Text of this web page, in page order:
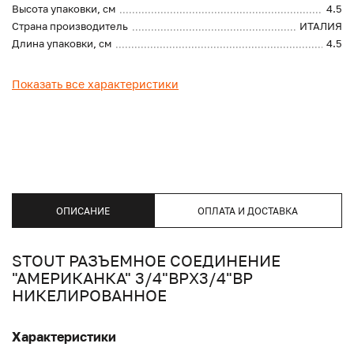
Высота упаковки, см
4.5
Страна производитель
ИТАЛИЯ
Длина упаковки, см
4.5
Показать все характеристики
ОПИСАНИЕ ОПЛАТА И ДОСТАВКА
STOUT РАЗЪЕМНОЕ СОЕДИНЕНИЕ
"АМЕРИКАНКА" 3/4"ВРX3/4"ВР
НИКЕЛИРОВАННОЕ
Характеристики